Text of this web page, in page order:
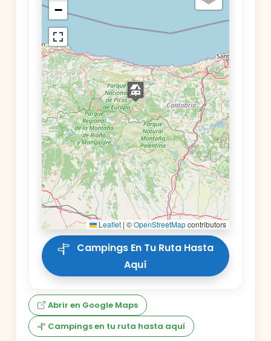
−
Leaflet |©OpenStreetMapcontributors
Aquí
Abrir en Google Maps
Campings en tu ruta hasta aquí